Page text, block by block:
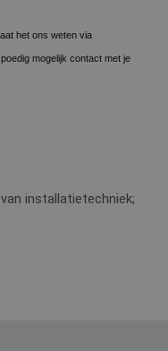
het ons weten via
mogelijk contact met je
installatietechniek;